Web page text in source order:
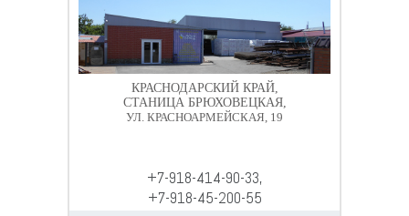
КРАСНОДАРСКИЙ КРАЙ,
СТАНИЦА БРЮХОВЕЦКАЯ,
УЛ. КРАСНОАРМЕЙСКАЯ, 19
+7-918-414-90-33,
+7-918-45-200-55